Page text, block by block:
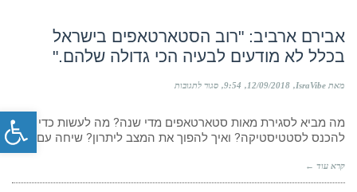
אבירם ארביב: "רוב הסטארטאפים בישראל
בכלל לא מודעים לבעיה הכי גדולה שלהם."
מאת IsraVibe 12/09/2018
9:54 סגור לתגובותעל
"רוב
הסטארטאפים
מודעים
מה מביא לסגירת מאות סטארטאפים מדי שנה? מה לעשות כדי לא
להכנס לסטטיסטיקה? ואיך להפוך את המצב ליתרון? שיחה עם
קרא עוד ←
פתח